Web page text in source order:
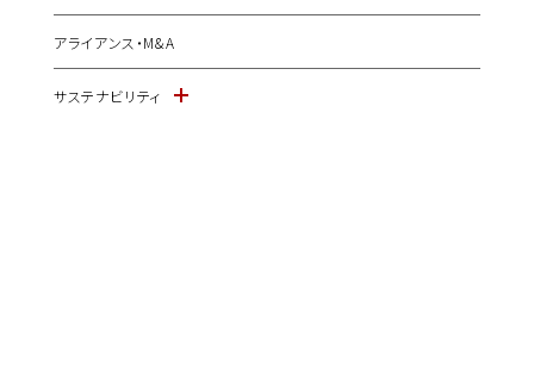
アライアンス・M&A
サステナビリティ